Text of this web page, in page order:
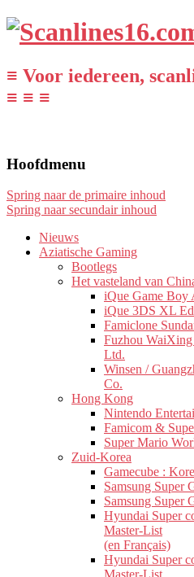
≡ Voor iedereen,
≡ ≡ ≡
Hoofdmenu
Spring naar de primaire inhoud
Spring naar secundair inhoud
Nieuws
Aziatische Gaming
Bootlegs
Het vasteland van
iQue Game Boy
iQue 3DS XL
Famiclone
Fuzhou
Ltd.
Winsen /
Co.
Hong Kong
Nintendo
Famicom &
Super Mario
Zuid-Korea
Gamecube :
Samsung Super
Samsung Super
Hyundai Super
Master-List
(en Français)
Hyundai Super